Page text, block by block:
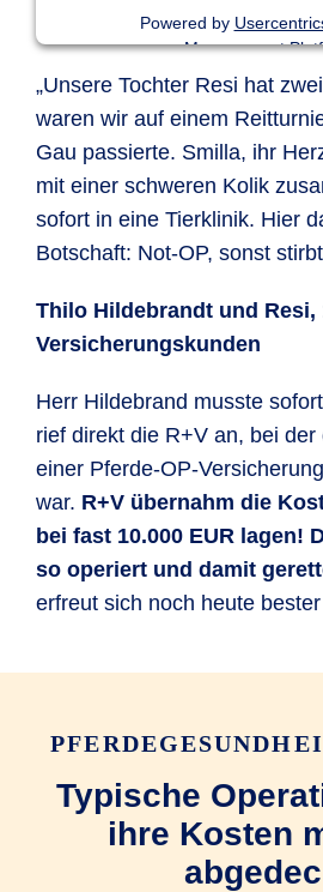
Powered by
Management
„Unsere Tochter Resi hat
waren wir auf einem
Gau passierte. Smilla, ihr
mit einer schweren Kolik
sofort in eine Tierklinik. Hier
Botschaft: Not-OP, sonst
Thilo Hildebrandt und Resi,
Versicherungskunden
Herr Hildebrand musste
rief direkt die R+V an, bei der
einer Pferde-OP-
war. R+V übernahm die
bei fast 10.000 EUR lagen!
so operiert und damit
erfreut sich noch heute
Typische
ihre Kosten